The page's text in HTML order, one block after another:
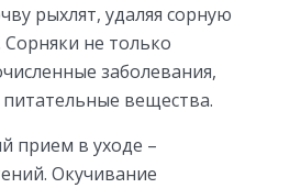
рыхлят, удаляя сорную
Сорняки не только
заболевания,
вещества.
прием в уходе –
Окучивание